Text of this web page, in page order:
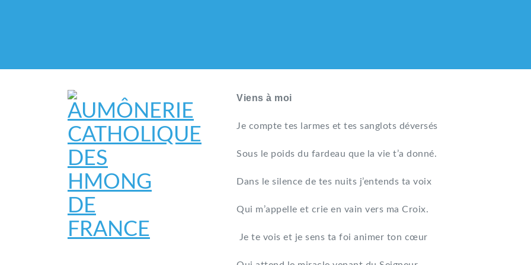
Viens à moi
Je compte tes larmes et tes sanglots déversés
Sous le poids du fardeau que la vie t’a donné.
Dans le silence de tes nuits j’entends ta voix
Qui m’appelle et crie en vain vers ma Croix.
Je te vois et je sens ta foi animer ton cœur